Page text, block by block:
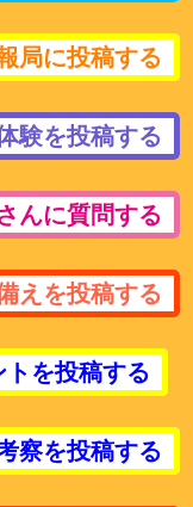
局に投稿する
験を投稿する
んに質問する
えを投稿する
トを投稿する
察を投稿する